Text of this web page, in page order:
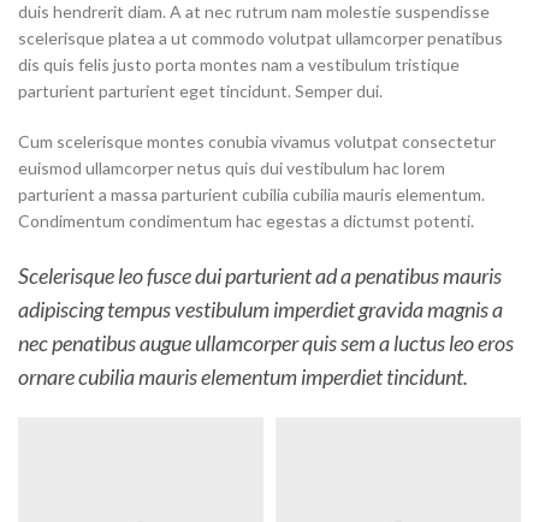
duis hendrerit diam. A at nec rutrum nam molestie suspendisse
scelerisque platea a ut commodo volutpat ullamcorper penatibus
dis quis felis justo porta montes nam a vestibulum tristique
parturient parturient eget tincidunt. Semper dui.
Cum scelerisque montes conubia vivamus volutpat consectetur
euismod ullamcorper netus quis dui vestibulum hac lorem
parturient a massa parturient cubilia cubilia mauris elementum.
Condimentum condimentum hac egestas a dictumst potenti.
Scelerisque leo fusce dui parturient ad a penatibus mauris
adipiscing tempus vestibulum imperdiet gravida magnis a
nec penatibus augue ullamcorper quis sem a luctus leo eros
ornare cubilia mauris elementum imperdiet tincidunt.